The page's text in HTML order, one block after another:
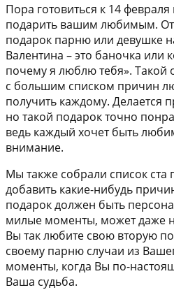
Пора готовиться к 14
подарить вашим любимым.
подарок парню или девушке
Валентина – это баночка или
почему я люблю тебя». Такой
с большим списком причин
получить каждому. Делается
но такой подарок точно
ведь каждый хочет быть
внимание.
Мы также собрали список ста
добавить какие-нибудь
подарок должен быть
милые моменты, может даже
Вы так любите свою вторую
своему парню случаи из
моменты, когда Вы по-
Ваша судьба.